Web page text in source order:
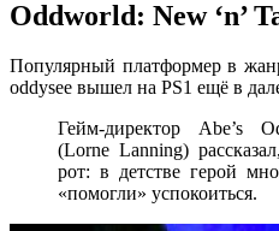
Oddworld: New ‘n’
Популярный платформер в
oddysee вышел на PS1 ещё в
Гейм-директор Abe’s
(Lorne Lanning)
рот: в детстве герой
«помогли» успокоиться.